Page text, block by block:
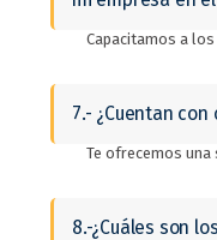
7.- ¿Cuentan
8.-¿Cuáles son